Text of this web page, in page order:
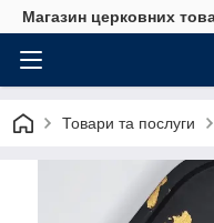
Магазин церковних
Товари та послуги